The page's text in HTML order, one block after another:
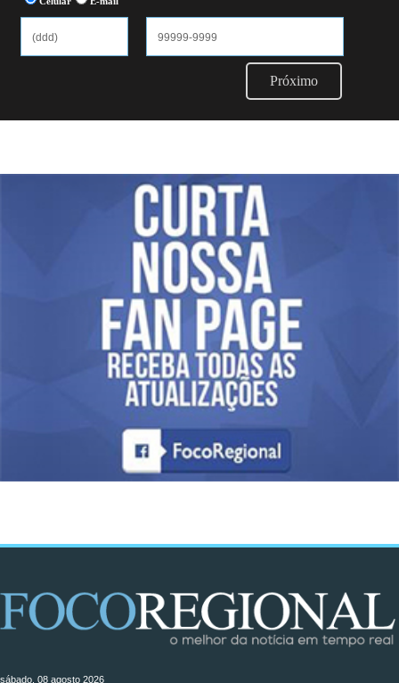
Próximo
sábado, 08 agosto 2026